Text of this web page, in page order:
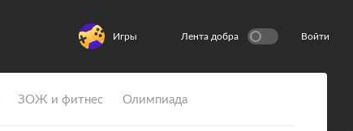
Игры Лента добра Войти
ЗОЖ и фитнес Олимпиада